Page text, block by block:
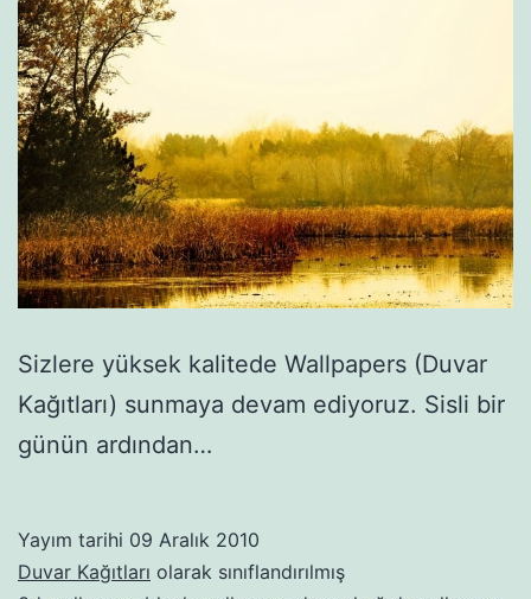
Sizlere yüksek kalitede Wallpapers (Duvar
Kağıtları) sunmaya devam ediyoruz. Sisli bir
günün ardından…
Yayım tarihi 09 Aralık 2010
Duvar Kağıtları olarak sınıflandırılmış